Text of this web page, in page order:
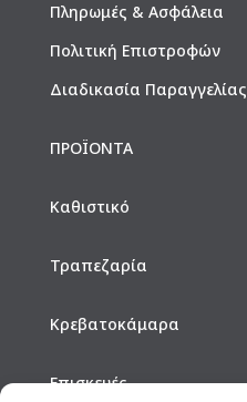
Πληρωμές & Ασφάλεια
Πολιτική Επιστροφών
Διαδικασία Παραγγελίας
ΠΡΟΪΟΝΤΑ
Καθιστικό
Τραπεζαρία
Κρεβατοκάμαρα
Επισκευές